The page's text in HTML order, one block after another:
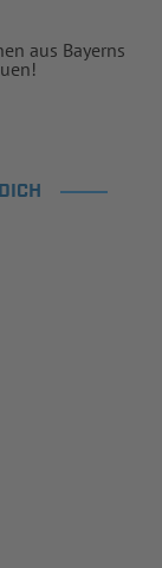
aus Bayerns